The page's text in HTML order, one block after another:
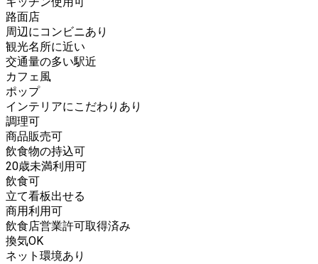
路面店
周辺にコンビニあり
観光名所に近い
交通量の多い駅近
カフェ風
ポップ
インテリアにこだわりあり
調理可
商品販売可
飲食物の持込可
20歳未満利用可
飲食可
立て看板出せる
商用利用可
飲食店営業許可取得済み
換気OK
ネット環境あり